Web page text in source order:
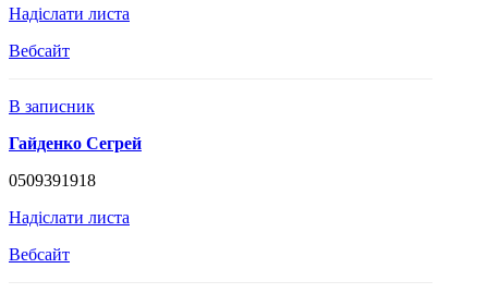
Надіслати листа
Вебсайт
В записник
Гайденко Сегрей
0509391918
Надіслати листа
Вебсайт